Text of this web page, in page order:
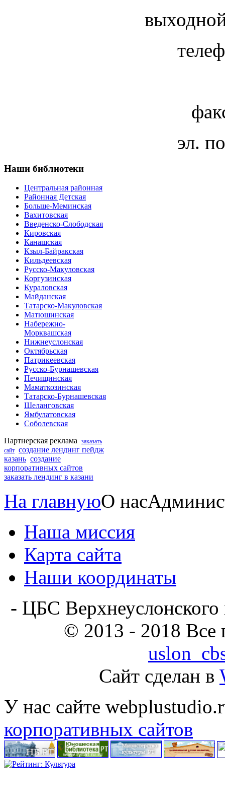
эл.
Наши библиотеки
Центральная районная
Районная Детская
Больше-Меминская
Вахитовская
Введенско-Слободская
Кировская
Канашская
Кзыл-Байракская
Кильдеевская
Русско-Макуловская
Коргузинская
Кураловская
Майданская
Татарско-Макуловская
Матюшинская
Набережно-
Морквашская
Нижнеуслонская
Октябрьская
Патрикеевская
Русско-Бурнашевская
Печищинская
Маматкозинская
Татарско-Бурнашевская
Шеланговская
Ямбулатовская
Соболевская
Партнерская реклама
заказать
сайт создание лендинг пейдж
казань создание
корпоративных сайтов
заказать лендинг в казани
На главнуюО нас
Наша миссия
Карта сайта
Наши координаты
- ЦБС
© 2013 - 2018
Сайт сделан в
У нас сайте
корпоративных сайтов